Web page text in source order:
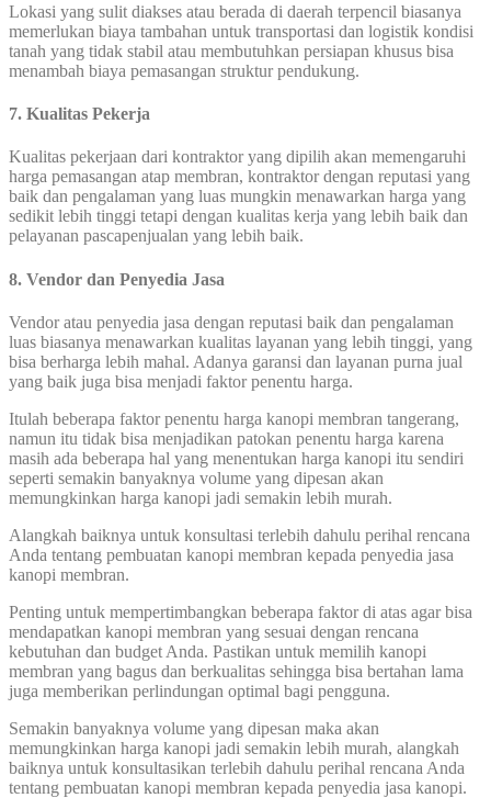
Lokasi yang sulit diakses atau berada di daerah terpencil biasanya
memerlukan biaya tambahan untuk transportasi dan logistik kondisi
tanah yang tidak stabil atau membutuhkan persiapan khusus bisa
menambah biaya pemasangan struktur pendukung.
7. Kualitas Pekerja
Kualitas pekerjaan dari kontraktor yang dipilih akan memengaruhi
harga pemasangan atap membran, kontraktor dengan reputasi yang
baik dan pengalaman yang luas mungkin menawarkan harga yang
sedikit lebih tinggi tetapi dengan kualitas kerja yang lebih baik dan
pelayanan pascapenjualan yang lebih baik.
8. Vendor dan Penyedia Jasa
Vendor atau penyedia jasa dengan reputasi baik dan pengalaman
luas biasanya menawarkan kualitas layanan yang lebih tinggi, yang
bisa berharga lebih mahal. Adanya garansi dan layanan purna jual
yang baik juga bisa menjadi faktor penentu harga.
Itulah beberapa faktor penentu harga kanopi membran tangerang,
namun itu tidak bisa menjadikan patokan penentu harga karena
masih ada beberapa hal yang menentukan harga kanopi itu sendiri
seperti semakin banyaknya volume yang dipesan akan
memungkinkan harga kanopi jadi semakin lebih murah.
Alangkah baiknya untuk konsultasi terlebih dahulu perihal rencana
Anda tentang pembuatan kanopi membran kepada penyedia jasa
kanopi membran.
Penting untuk mempertimbangkan beberapa faktor di atas agar bisa
mendapatkan kanopi membran yang sesuai dengan rencana
kebutuhan dan budget Anda. Pastikan untuk memilih kanopi
membran yang bagus dan berkualitas sehingga bisa bertahan lama
juga memberikan perlindungan optimal bagi pengguna.
Semakin banyaknya volume yang dipesan maka akan
memungkinkan harga kanopi jadi semakin lebih murah, alangkah
baiknya untuk konsultasikan terlebih dahulu perihal rencana Anda
tentang pembuatan kanopi membran kepada penyedia jasa kanopi.